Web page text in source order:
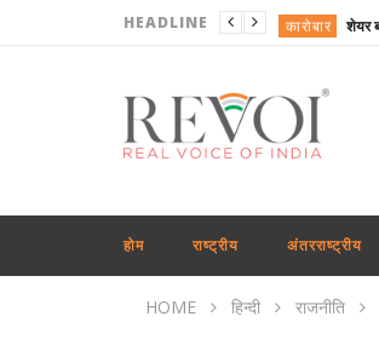
HEADLINE कारोबार
राष्ट्रीय
उत्तरप्रदेश
राष्ट्रीय
राष्ट्रीय
होम राष्ट्रीय अंतरराष्ट्रीय
HOME हिन्दी राजनीति